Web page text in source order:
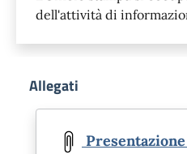
dell'attività di
Allegati